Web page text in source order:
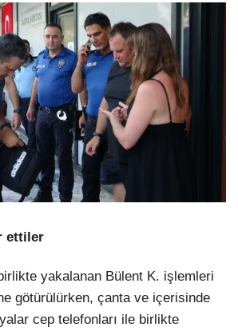
ettiler
yakalanan Bülent K. işlemleri
götürülürken, çanta ve içerisinde
cep telefonları ile birlikte